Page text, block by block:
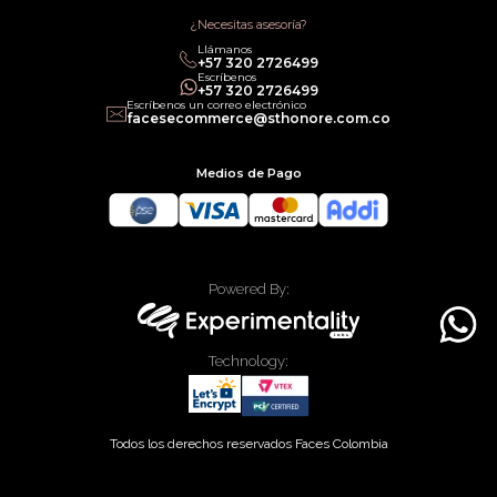
Política legal de Gift Cards¿Necesitas asesoría?
Llámanos
‎+57 320 2726499
Escríbenos
‎+57 320 2726499
Escríbenos un correo electrónico
facesecommerce@sthonore.com.co
Medios de Pago
Powered By:
Technology:
Todos los derechos reservados Faces Colombia